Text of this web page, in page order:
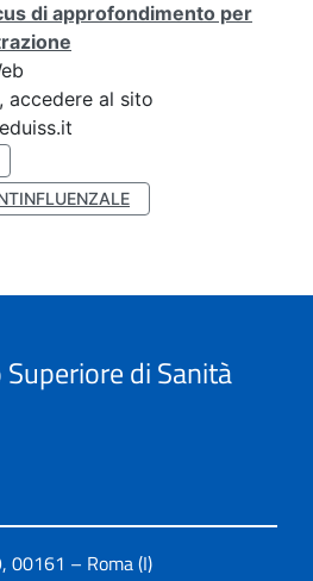
di approfondimento per
accedere al sito
di Sanità
00161 – Roma (I)